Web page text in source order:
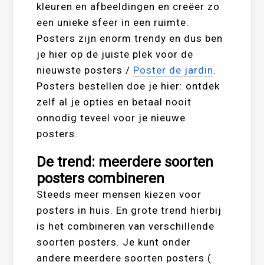
kleuren en afbeeldingen en creëer zo
een unieke sfeer in een ruimte.
Posters zijn enorm trendy en dus ben
je hier op de juiste plek voor de
nieuwste posters / Poster de jardin.
Posters bestellen doe je hier: ontdek
zelf al je opties en betaal nooit
onnodig teveel voor je nieuwe
posters.
De trend: meerdere soorten
posters combineren
Steeds meer mensen kiezen voor
posters in huis. En grote trend hierbij
is het combineren van verschillende
soorten posters. Je kunt onder
andere meerdere soorten posters (